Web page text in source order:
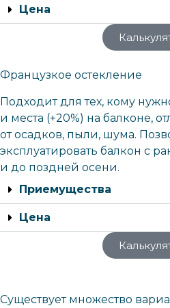
Цена
Французкое остекление
Подходит для тех, кому
и места (+20%) на балконе,
от осадков, пыли, шума.
эксплуатировать балкон с
и до поздней осени.
Приемущества
Цена
Существует множество